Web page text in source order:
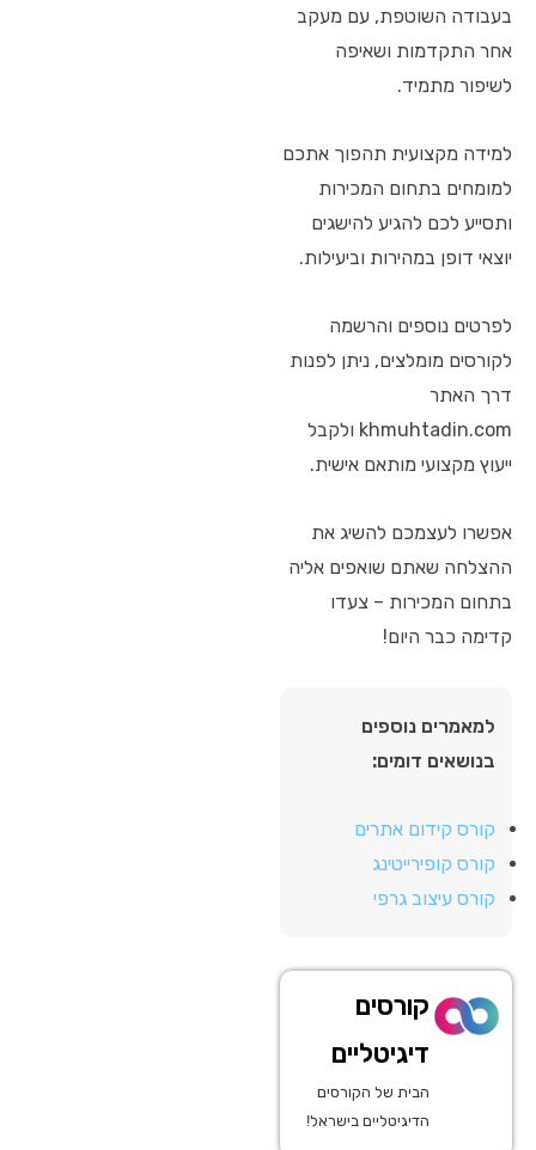
בעבודה השוטפת, עם מעקב
אחר התקדמות ושאיפה
לשיפור מתמיד.
למידה מקצועית תהפוך אתכם
למומחים בתחום המכירות
ותסייע לכם להגיע להישגים
יוצאי דופן במהירות וביעילות.
לפרטים נוספים והרשמה
לקורסים מומלצים, ניתן לפנות
דרך האתר
khmuhtadin.com ולקבל
ייעוץ מקצועי מותאם אישית.
אפשרו לעצמכם להשיג את
ההצלחה שאתם שואפים אליה
בתחום המכירות – צעדו
קדימה כבר היום!
למאמרים נוספים
בנושאים דומים:
קורס קידום אתרים
קורס קופירייטינג
קורס עיצוב גרפי
קורסים
דיגיטליים
הבית של הקורסים
הדיגיטליים בישראל!